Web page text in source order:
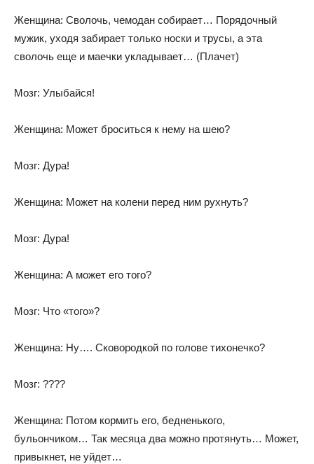
Женщина: Сволочь, чемодан собирает… Порядочный
мужик, уходя забирает только носки и трусы, а эта
сволочь еще и маечки укладывает… (Плачет)
Мозг: Улыбайся!
Женщина: Может броситься к нему на шею?
Мозг: Дура!
Женщина: Может на колени перед ним рухнуть?
Мозг: Дура!
Женщина: А может его того?
Мозг: Что «того»?
Женщина: Ну…. Сковородкой по голове тихонечко?
Мозг: ????
Женщина: Потом кормить его, бедненького,
бульончиком… Так месяца два можно протянуть… Может,
привыкнет, не уйдет…